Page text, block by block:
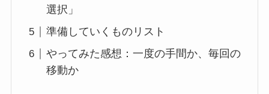
選択」
準備していくものリスト
やってみた感想：一度の手間か、毎回の
移動か